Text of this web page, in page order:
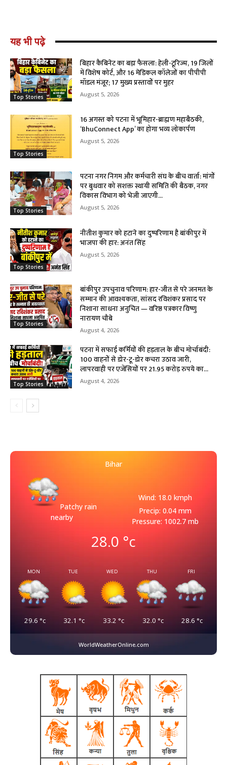
यह भी पढ़े
Top Stories
बिहार कैबिनेट का बड़ा फैसला: हेली-टूरिज्म, 19 जिलों
में विशेष कोर्ट, और 16 मेडिकल कॉलेजों का पीपीपी
मॉडल मंजूर; 17 मुख्य प्रस्तावों पर मुहर
August 5, 2026
Top Stories
16 अगस्त को पटना में भूमिहार-ब्राह्मण महाबैठकी,
‘BhuConnect App’ का होगा भव्य लोकार्पण
August 5, 2026
Top Stories
पटना नगर निगम और कर्मचारी संघ के बीच वार्ता: मांगों
पर बुधवार को सशक्त स्थायी समिति की बैठक, नगर
विकास विभाग को भेजी जाएगी...
August 5, 2026
Top Stories
नीतीश कुमार को हटाने का दुष्परिणाम है बांकीपुर में
भाजपा की हार: अनंत सिंह
August 5, 2026
Top Stories
बांकीपुर उपचुनाव परिणाम: हार-जीत से परे जनमत के
सम्मान की आवश्यकता, सांसद रविशंकर प्रसाद पर
निशाना साधना अनुचित — वरिष्ठ पत्रकार विष्णु
नारायण चौबे
August 4, 2026
Top Stories
पटना में सफाई कर्मियों की हड़ताल के बीच मोर्चाबंदी:
100 वाहनों से डोर-टू-डोर कचरा उठाव जारी,
लापरवाही पर एजेंसियों पर 21.95 करोड़ रुपये का...
August 4, 2026
Bihar
Patchy rain
nearby
Wind: 18.0 kmph
Precip: 0.04 mm
Pressure: 1002.7 mb
28.0 °c
MON
29.6 °c
TUE
32.1 °c
WED
33.2 °c
THU
32.0 °c
FRI
28.6 °c
WorldWeatherOnline.com